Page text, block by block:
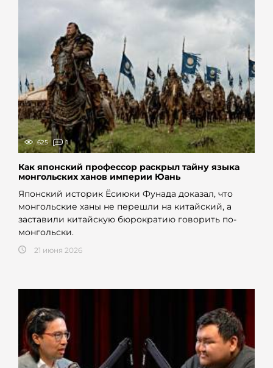
625 1
Как японский профессор раскрыл тайну языка
монгольских ханов империи Юань
Японский историк Ёсиюки Фунада доказал, что
монгольские ханы не перешли на китайский, а
заставили китайскую бюрократию говорить по-
монгольски.
21 июня 2026